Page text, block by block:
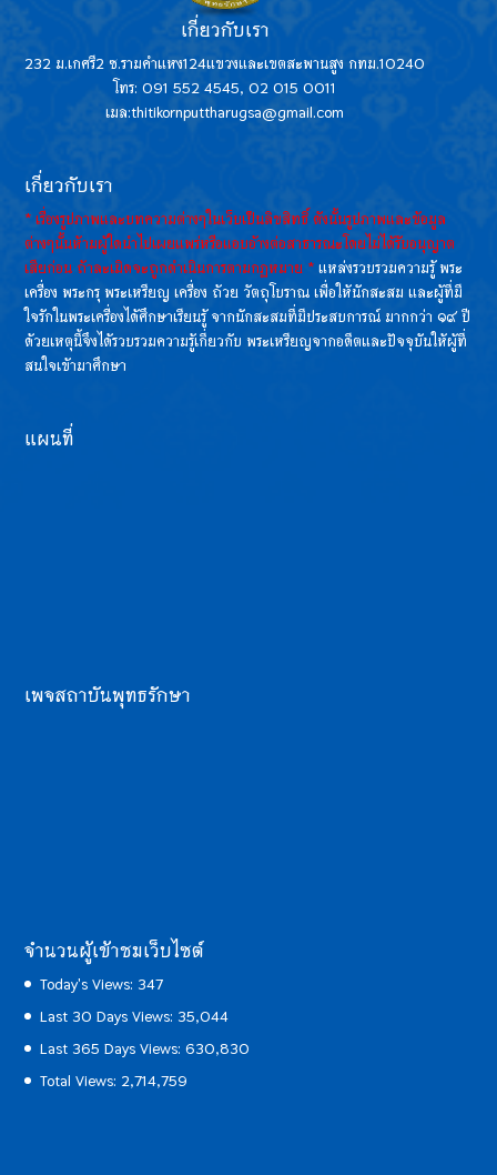
เกี่ยวกับเรา
232 ม.เกศรี2 ซ.รามคำแหง124แขวงและเขตสะพานสูง กทม.10240
โทร: 091 552 4545, 02 015 0011
เมล:thitikornputtharugsa@gmail.com
เกี่ยวกับเรา
* เรื่องรูปภาพและบทความต่างๆในเว็บเป็นลิขสิทธิ์ ดังนั้นรูปภาพและข้อมูล
ต่างๆนั้นห้ามผู้ใดนำไปเผยแพร่หรือแอบอ้างต่อสาธารณะโดยไม่ได้รับอนุญาต
เสียก่อน ถ้าละเมิดจะถูกดำเนินการตามกฏหมาย * แหล่งรวบรวมความรู้ พระ
เครื่อง พระกรุ พระเหรียญ เครื่อง ถ้วย วัตถุโบราณ เพื่อให้นักสะสม และผู้ที่มี
ใจรักในพระเครื่องได้ศึกษาเรียนรู้ จากนักสะสมที่มีประสบการณ์ มากกว่า ๑๙ ปี
ด้วยเหตุนี้จึงได้รวบรวมความรู้เกี่ยวกับ พระเหรียญจากอดีตและปัจจุบันให้ผู้ที่
สนใจเข้ามาศึกษา
แผนที่
เพจสถาบันพุทธรักษา
จำนวนผู้เข้าชมเว็บไซต์
Today's Views: 347
Last 30 Days Views: 35,044
Last 365 Days Views:630,830
Total Views: 2,714,759